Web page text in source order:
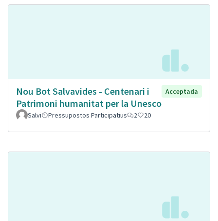
Nou Bot Salvavides - Centenari i
Patrimoni humanitat per la Unesco
Acceptada
Salvi Pressupostos Participatius 2 20